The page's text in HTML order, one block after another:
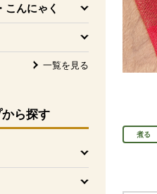
こんにゃく
一覧を見る
から探す
煮る